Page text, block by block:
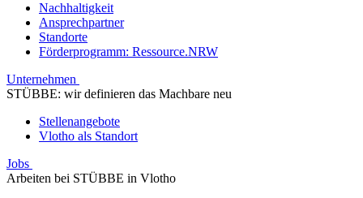
Nachhaltigkeit
Ansprechpartner
Standorte
Förderprogramm: Ressource.NRW
Unternehmen
STÜBBE: wir definieren das Machbare neu
Stellenangebote
Vlotho als Standort
Jobs
Arbeiten bei STÜBBE in Vlotho